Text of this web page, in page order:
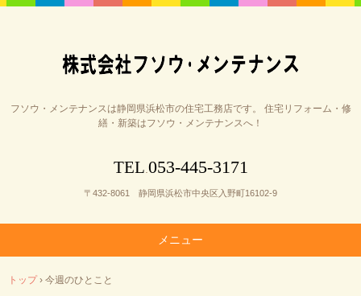
フソウ・メンテナンスは静岡県浜松市の住宅工務店です。 住宅リフォーム・修
繕・新築はフソウ・メンテナンスへ！
TEL 053-445-3171
〒432-8061 静岡県浜松市中央区入野町16102-9
メニュー
ン
トップ › 今週のひとこと